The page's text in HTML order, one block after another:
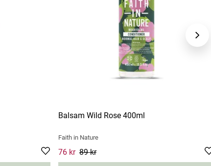
Balsam Wild Rose 400ml
Faith in Nature
Current price
76 kr 89 kr